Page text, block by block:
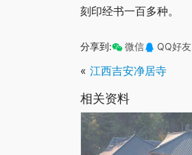
刻印经书一百多种。
分享到: 微信 QQ好友
« 江西吉安净居寺
相关资料